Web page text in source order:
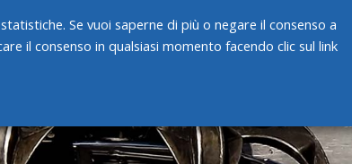
HOME CHI SIAMO SERVIZI PRODOTTI
Se vuoi saperne di più o negare il consenso a
il consenso in qualsiasi momento facendo clic sul link